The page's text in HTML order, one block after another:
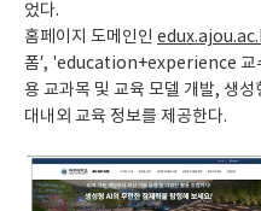
었다.
홈페이지 도메인인
폼’, 'education+experience 교
용 교과목 및 교육 모델 개발, 생
대내외 교육 정보를 제공한다.